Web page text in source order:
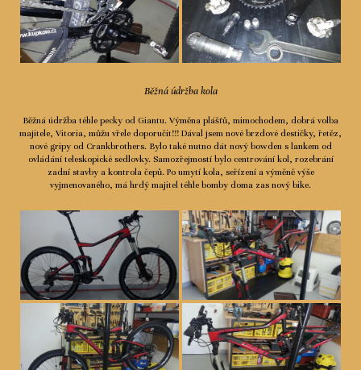
Běžná údržba kola
Běžná údržba téhle pecky od Giantu. Výměna plášťů, mimochodem, dobrá volba
majitele, Vitoria, můžu vřele doporučit!!! Dával jsem nové brzdové destičky, řetěz,
nové gripy od Crankbrothers. Bylo také nutno dát nový bowden s lankem od
ovládání teleskopické sedlovky. Samozřejmostí bylo centrování kol, rozebrání
zadní stavby a kontrola čepů. Po umytí kola, seřízení a výměně výše
vyjmenovaného, má hrdý majitel téhle bomby doma zas nový bike.